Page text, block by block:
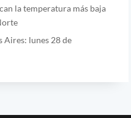
la temperatura más baja
Aires: lunes 28 de